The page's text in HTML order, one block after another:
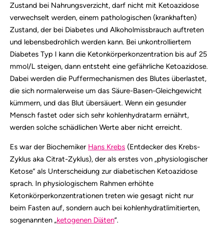
Zustand bei Nahrungsverzicht, darf nicht mit Ketoazidose
verwechselt werden, einem pathologischen (krankhaften)
Zustand, der bei Diabetes und Alkoholmissbrauch auftreten
und lebensbedrohlich werden kann. Bei unkontrolliertem
Diabetes Typ I kann die Ketonkörperkonzentration bis auf 25
mmol/L steigen, dann entsteht eine gefährliche Ketoazidose.
Dabei werden die Puffermechanismen des Blutes überlastet,
die sich normalerweise um das Säure-Basen-Gleichgewicht
kümmern, und das Blut übersäuert. Wenn ein gesunder
Mensch fastet oder sich sehr kohlenhydratarm ernährt,
werden solche schädlichen Werte aber nicht erreicht.
Es war der Biochemiker Hans Krebs (Entdecker des Krebs-
Zyklus aka Citrat-Zyklus), der als erstes von „physiologischer
Ketose“ als Unterscheidung zur diabetischen Ketoazidose
sprach. In physiologischem Rahmen erhöhte
Ketonkörperkonzentrationen treten wie gesagt nicht nur
beim Fasten auf, sondern auch bei kohlenhydratlimitierten,
sogenannten „ketogenen Diäten“.